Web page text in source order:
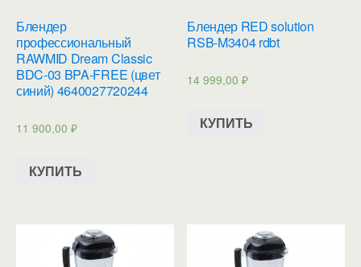
Блендер
профессиональный
RAWMID Dream Classic
BDC-03 BPA-FREE (цвет
синий) 4640027720244
11 900,00 ₽
КУПИТЬ
Блендер RED solution
RSB-M3404 rdbt
14 999,00₽
КУПИТЬ